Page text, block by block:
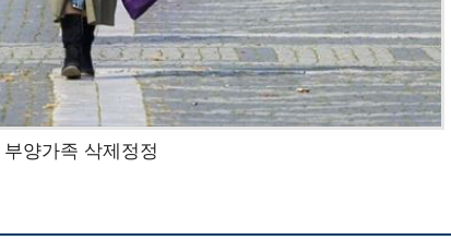
부양가족 삭제정정